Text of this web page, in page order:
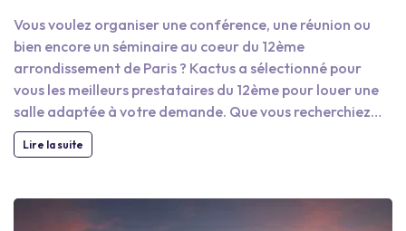
Vous voulez organiser une conférence, une réunion ou
bien encore un séminaire au coeur du 12ème
arrondissement de Paris ? Kactus a sélectionné pour
vous les meilleurs prestataires du 12ème pour louer une
salle adaptée à votre demande. Que vous recherchiez
une salle lumineuse pour une journée d’étude ou une
vaste salle équipée pour une conférence, vous trouverez
destinée aux professionnels vous permet de choisir le
lieu qu'il vous faut en un rien de temps et au meilleur prix
Lire la suite